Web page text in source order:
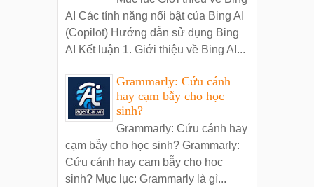
AI Các tính năng nổi bật của Bing AI
(Copilot) Hướng dẫn sử dụng Bing
AI Kết luận 1. Giới thiệu về Bing AI...
Grammarly: Cứu cánh
hay cạm bẫy cho học
sinh?
Grammarly: Cứu cánh hay
cạm bẫy cho học sinh? Grammarly:
Cứu cánh hay cạm bẫy cho học
sinh? Mục lục: Grammarly là gì...